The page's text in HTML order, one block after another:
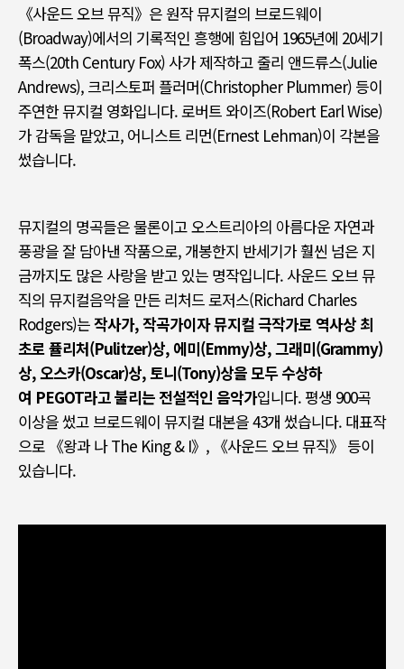
《사운드 오브 뮤직》 은 원작 뮤지컬의 브로드웨이
(Broadway)에서의 기록적인 흥행에 힘입어 1965년에 20세기
폭스(20th Century Fox) 사가제작하고 줄리 앤드류스(Julie
Andrews), 크리스토퍼 플러머(Christopher Plummer) 등이
주연한 뮤지컬 영화입니다.로버트 와이즈(Robert Earl Wise)
가 감독을 맡았고, 어니스트 리먼(Ernest Lehman)이 각본을
썼습니다.
뮤지컬의 명곡들은 물론이고 오스트리아의 아름다운 자연과
풍광을 잘 담아낸 작품으로, 개봉한지 반세기가 훨씬 넘은 지
금까지도 많은 사랑을 받고 있는 명작입니다. 사운드 오브 뮤
직의 뮤지컬음악을 만든 리처드 로저스(Richard Charles
Rodgers)는작사가,작곡가이자 뮤지컬 극작가로 역사상 최
초로 퓰리처(Pulitzer)상, 에미(Emmy)상,그래미(Grammy)
상,오스카(Oscar)상,토니(Tony)상을 모두 수상하
여 PEGOT라고 불리는 전설적인 음악가입니다. 평생 900곡
이상을 썼고 브로드웨이 뮤지컬 대본을43개 썼습니다. 대표작
으로 《왕과 나 The King & I》, 《사운드 오브 뮤직》 등이
있습니다.